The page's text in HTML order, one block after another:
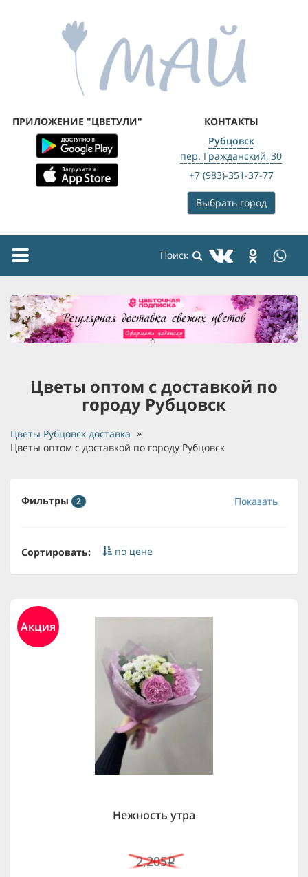
ПРИЛОЖЕНИЕ "ЦВЕТУЛИ"
КОНТАКТЫ
Рубцовск
пер. Гражданский, 30
+7 (983)-351-37-77
Выбрать город
Toggle
Цветы оптом с доставкой по
городу Рубцовск
Цветы Рубцовск доставка
Цветы оптом с доставкой по городу Рубцовск
Фильтры 2 Показать
Сортировать: по цене
Акция
Нежность утра
2,205i